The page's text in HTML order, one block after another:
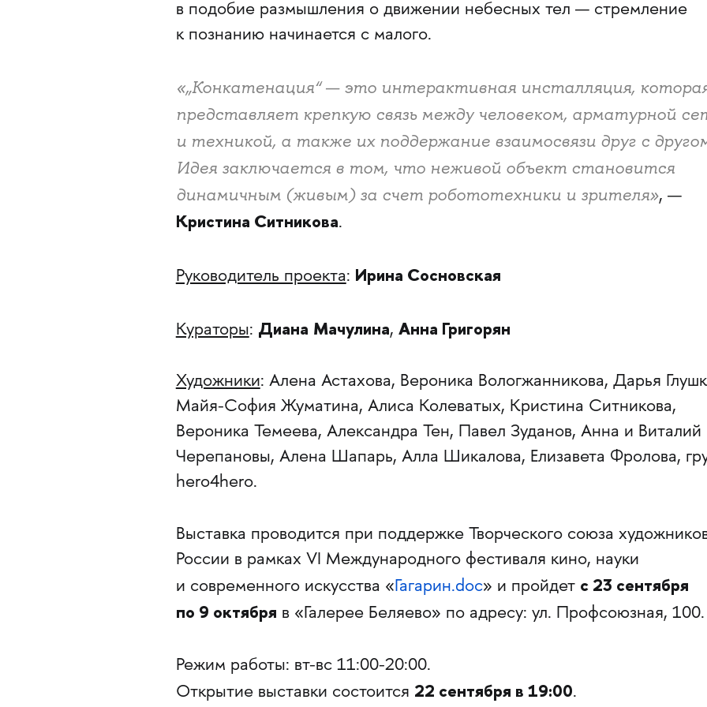
в подобие размышления о движении небесных тел — стремление
к познанию начинается с малого.
«„Конкатенация“ — это интерактивная инсталляция,
представляет крепкую связь между человеком, арматурной
и техникой, а также их поддержание взаимосвязи друг с
Идея заключается в том, что неживой объект становится
динамичным (живым) за счет робототехники и зрителя», —
Кристина Ситникова.
Руководитель проекта: Ирина Сосновская
Кураторы: Диана Мачулина, Анна Григорян
Художники: Алена Астахова, Вероника Вологжанникова, Дарья
Майя-София Жуматина, Алиса Колеватых, Кристина Ситникова,
Вероника Темеева, Александра Тен, Павел Зуданов, Анна и Виталий
Черепановы, Алена Шапарь, Алла Шикалова, Елизавета Фролова,
hero4hero.
Выставка проводится при поддержке Творческого союза
России в рамках VI Международного фестиваля кино, науки
и современного искусства «Гагарин.doc» и пройдет с 23 сентября
по 9 октября в «Галерее Беляево» по адресу: ул. Профсоюзная, 100.
Режим работы: вт-вс 11:00-20:00.
Открытие выставки состоится 22 сентября в 19:00.